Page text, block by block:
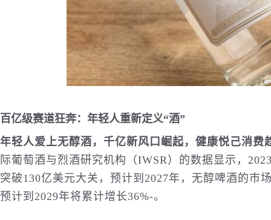
百亿级赛道狂奔：年轻人重新定义“酒”
年轻人爱上无醇酒，千亿新风口崛起，健康悦己消费
际葡萄酒与烈酒研究机构（IWSR）的数据显示，
突破130亿美元大关，预计到2027年，无醇啤酒的市
预计到2029年将累计增长36%-。